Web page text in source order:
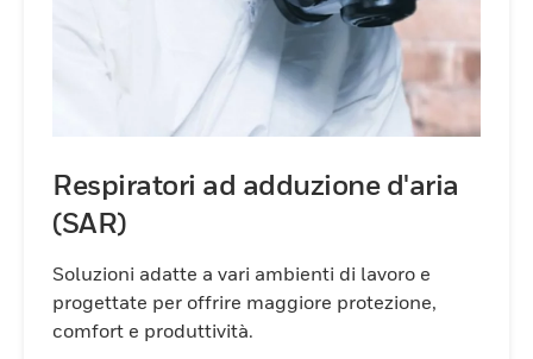
Respiratori ad adduzione d'aria
(SAR)
Soluzioni adatte a vari ambienti di lavoro e
progettate per offrire maggiore protezione,
comfort e produttività.